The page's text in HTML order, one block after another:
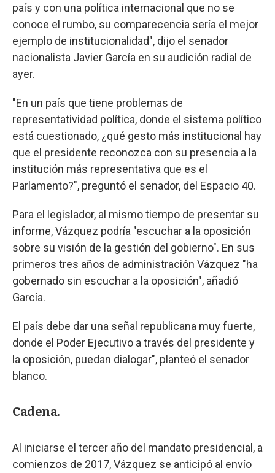
país y con una política internacional que no se
conoce el rumbo, su comparecencia sería el mejor
ejemplo de institucionalidad", dijo el senador
nacionalista Javier García en su audición radial de
ayer.
"En un país que tiene problemas de
representatividad política, donde el sistema político
está cuestionado, ¿qué gesto más institucional hay
que el presidente reconozca con su presencia a la
institución más representativa que es el
Parlamento?", preguntó el senador, del Espacio 40.
Para el legislador, al mismo tiempo de presentar su
informe, Vázquez podría "escuchar a la oposición
sobre su visión de la gestión del gobierno". En sus
primeros tres años de administración Vázquez "ha
gobernado sin escuchar a la oposición", añadió
García.
El país debe dar una señal republicana muy fuerte,
donde el Poder Ejecutivo a través del presidente y
la oposición, puedan dialogar", planteó el senador
blanco.
Cadena.
Al iniciarse el tercer año del mandato presidencial, a
comienzos de 2017, Vázquez se anticipó al envío